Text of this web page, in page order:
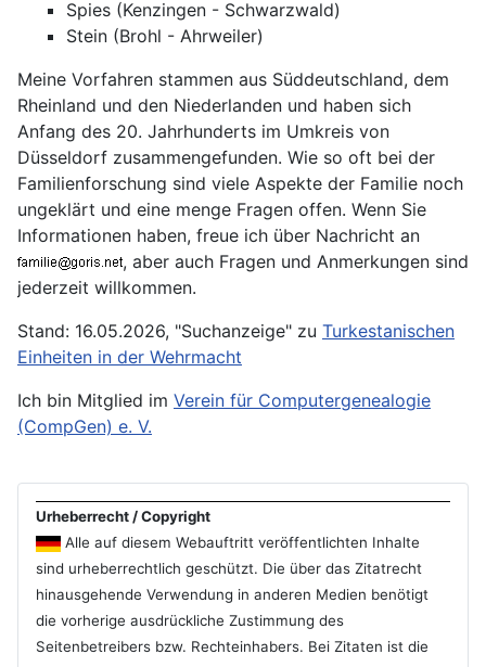
Spies (Kenzingen - Schwarzwald)
Stein (Brohl - Ahrweiler)
Meine Vorfahren stammen aus Süddeutschland, dem
Rheinland und den Niederlanden und haben sich
Anfang des 20. Jahrhunderts im Umkreis von
Düsseldorf zusammengefunden. Wie so oft bei der
Familienforschung sind viele Aspekte der Familie noch
ungeklärt und eine menge Fragen offen. Wenn Sie
Informationen haben, freue ich über Nachricht an
, aber auch Fragen und Anmerkungen sind
jederzeit willkommen.
Stand: 16.05.2026, "Suchanzeige" zu Turkestanischen
Einheiten in der Wehrmacht
Ich bin Mitglied im Verein für Computergenealogie
(CompGen) e. V.
Urheberrecht / Copyright
Alle auf diesem Webauftritt veröffentlichten Inhalte
sind urheberrechtlich geschützt. Die über das Zitatrecht
hinausgehende Verwendung in anderen Medien benötigt
die vorherige ausdrückliche Zustimmung des
Seitenbetreibers bzw. Rechteinhabers. Bei Zitaten ist die